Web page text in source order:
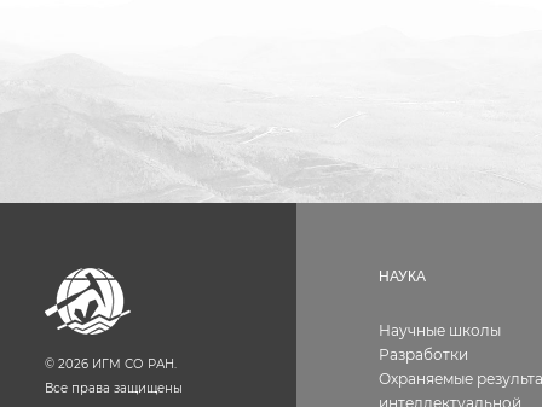
© 2026 ИГМ СО РАН.
Все права защищены
НАУКА
Научные школы
Разработки
Охраняемые
интеллектуальной